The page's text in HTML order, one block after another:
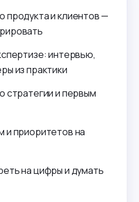
продукта и клиентов —
интервью,
из практики
стратегии и первым
и приоритетов на
на цифры и думать